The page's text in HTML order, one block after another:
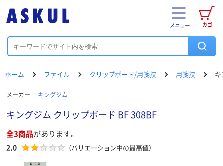
カゴ
メニュー
ホーム ファイル クリップボード/用箋挟 用箋挟 キ
メーカー キングジム
キングジム クリップボード BF 308BF
全3商品があります。
2.0 （バリエーション中の最高値）